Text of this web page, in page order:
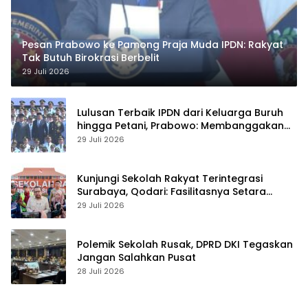
Pesan Prabowo ke Pamong Praja Muda IPDN: Rakyat
Tak Butuh Birokrasi Berbelit
29 Juli 2026
Lulusan Terbaik IPDN dari Keluarga Buruh
hingga Petani, Prabowo: Membanggakan
Hati Saya
29 Juli 2026
Kunjungi Sekolah Rakyat Terintegrasi
Surabaya, Qodari: Fasilitasnya Setara
Sekolah Swasta Terbaik
29 Juli 2026
Polemik Sekolah Rusak, DPRD DKI Tegaskan
Jangan Salahkan Pusat
28 Juli 2026